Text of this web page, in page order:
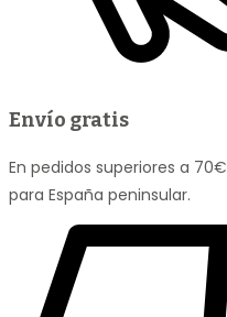
Envío gratis
En pedidos superiores a 70€
para España peninsular.